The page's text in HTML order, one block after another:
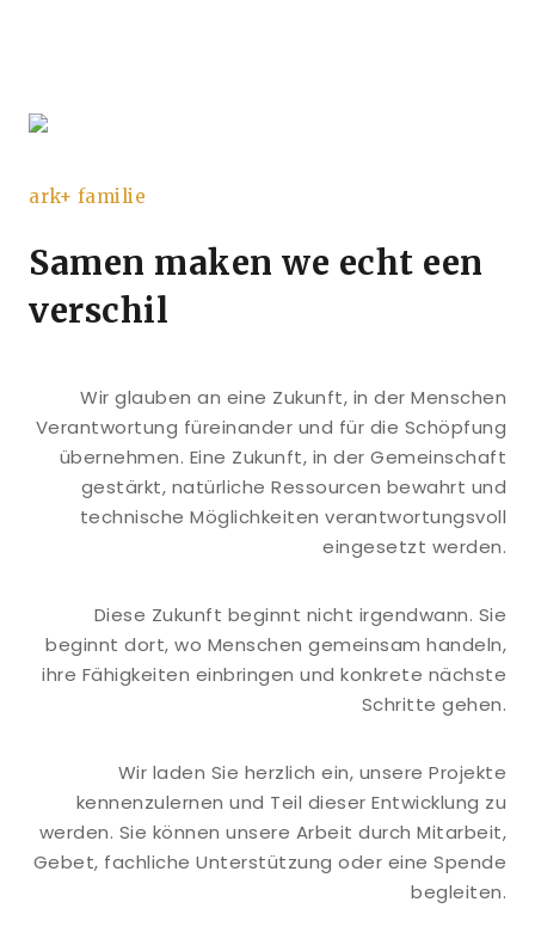
ark+ familie
Samen maken we echt een
verschil
Wir glauben an eine Zukunft, in der Menschen
Verantwortung füreinander und für die Schöpfung
übernehmen. Eine Zukunft, in der Gemeinschaft
gestärkt, natürliche Ressourcen bewahrt und
technische Möglichkeiten verantwortungsvoll
eingesetzt werden.
Diese Zukunft beginnt nicht irgendwann. Sie
beginnt dort, wo Menschen gemeinsam handeln,
ihre Fähigkeiten einbringen und konkrete nächste
Schritte gehen.
Wir laden Sie herzlich ein, unsere Projekte
kennenzulernen und Teil dieser Entwicklung zu
werden. Sie können unsere Arbeit durch Mitarbeit,
Gebet, fachliche Unterstützung oder eine Spende
begleiten.